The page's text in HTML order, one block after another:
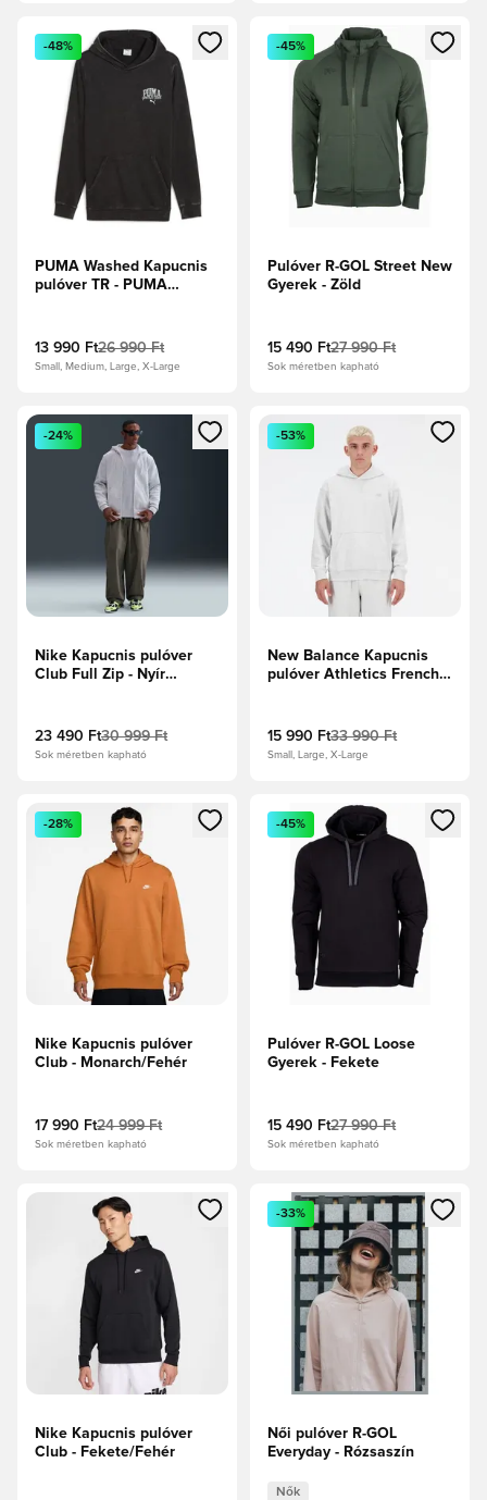
Megnyit egy modált a bejelentkezéshez vagy a tagként
-48%
PUMA Washed Kapucnis
pulóver TR - PUMA
13 990 Ft26 990 Ft
Small, Medium, Large, X-Large
Megnyit egy modált a
-45%
Pulóver R-GOL Street New
Gyerek - Zöld
15 490 Ft27 990 Ft
Sok méretben kapható
Megnyit egy modált a bejelentkezéshez vagy a tagként való
-24%
Nike Kapucnis pulóver
Club Full Zip - Nyír
23 490 Ft30 999 Ft
Sok méretben kapható
Megnyit egy modált a
-53%
New Balance Kapucnis
pulóver Athletics French
15 990 Ft33 990 Ft
Small, Large, X-Large
Megnyit egy modált a bejelentkezéshez vagy a tagként
-28%
Nike Kapucnis pulóver
Club - Monarch/Fehér
17 990 Ft24 999 Ft
Sok méretben kapható
Megnyit egy modált a
-45%
Pulóver R-GOL Loose
Gyerek - Fekete
15 490 Ft27 990 Ft
Sok méretben kapható
Megnyit egy modált a bejelentkezéshez vagy a tagként való
Nike Kapucnis pulóver
Club - Fekete/Fehér
Megnyit egy modált a
-33%
Női pulóver R-GOL
Everyday - Rózsaszín
Nők